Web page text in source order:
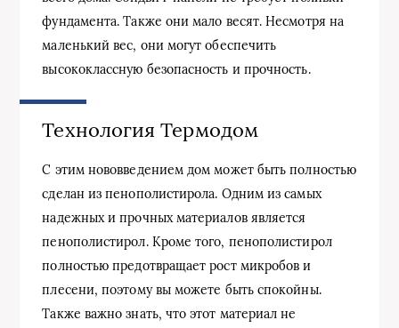
фундамента. Также они мало весят. Несмотря на
маленький вес, они могут обеспечить
высококлассную безопасность и прочность.
Технология Термодом
С этим нововведением дом может быть полностью
сделан из пенополистирола. Одним из самых
надежных и прочных материалов является
пенополистирол. Кроме того, пенополистирол
полностью предотвращает рост микробов и
плесени, поэтому вы можете быть спокойны.
Также важно знать, что этот материал не